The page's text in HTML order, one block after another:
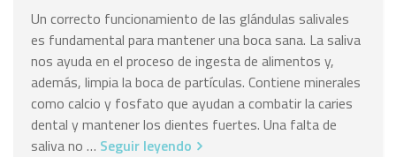
Un correcto funcionamiento de las glándulas salivales
es fundamental para mantener una boca sana. La saliva
nos ayuda en el proceso de ingesta de alimentos y,
además, limpia la boca de partículas. Contiene minerales
como calcio y fosfato que ayudan a combatir la caries
dental y mantener los dientes fuertes. Una falta de
saliva no … Seguir leyendo